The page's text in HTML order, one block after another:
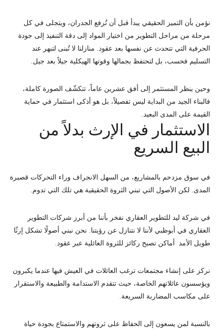
نؤمن بأن التميز الحقيقي يبدأ قبل أن تُرفع الجدران، ويتجلى في كل
مرحلة من مراحل التطوير من اختيار المواد إلى دقة التنفيذ إلى جودة
الحرفية التي تتحدث عن نفسها بعد عقود. منازلنا لا تُبنى لتبهر عند
التسليم فحسب، بل لتحتفظ بجمالها وقوتها الهيكلية جيلاً بعد جيل.
وحين ينظر المستثمر إلى أفق عشرين عاماً، تتكشّف الصورة كاملة،
فالبناء الجيد من البداية ليس تفصيلاً، بل هو أذكى استثمار في حماية
القيمة على المدى البعيد.
الاستثمار في الإرث بدلاً من
البيع السريع
في سوق مزدحم بالمشاريع، من السهل الانجراف وراء التحركات قصيرة
المدى. لكن الأصول التي تبني الثروة الحقيقية هي تلك التي تدوم.
في شركة ليد للتطوير العقاري نفخر بأننا من أبرز شركات التطوير
العقاري في أبوظبي لأننا لا نتنازل عن رؤيتنا. نحن نبني أصولًا تشكل إرثًا
طويل الأمد أماكن تصبح ركائز للثروة العائلية عبر عقود.
نركز على إنشاء مجتمعات ترغب العائلات في العيش فيها عندما يكبرون
ويؤسسون عائلاتهم الخاصة، حيث تتقدم الاستدامة والطبيعة والاستقرار
على مكاسب المضاربة السريعة.
بالنسبة لمن يسعون إلى الحفاظ على ثروتهم والاستمتاع بجودة حياة